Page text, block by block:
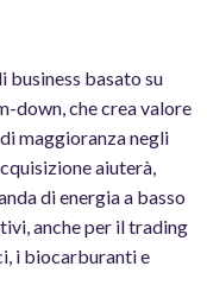
business basato su
down, che crea valore
maggioranza negli
aiuterà,
di energia a basso
anche per il trading
i biocarburanti e